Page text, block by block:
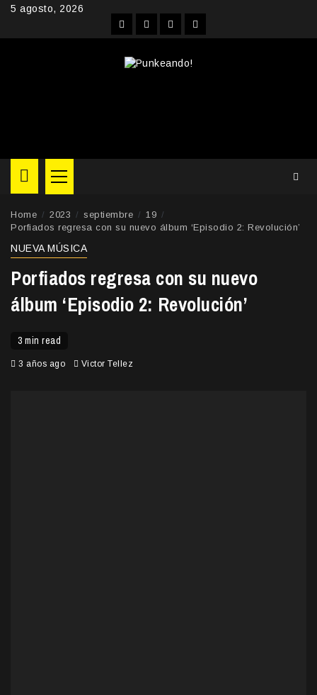
Skip5 agosto, 2026
FacebookInstagram
YouTubeTwitter
Primary
Menu
Home 2023 septiembre
19
Porfiados regresa con su nuevo álbum ‘Episodio 2: Revolución’
NUEVA MÚSICA
Porfiados regresa con su nuevo
álbum ‘Episodio 2: Revolución’
3 min read
3 años ago Victor Tellez